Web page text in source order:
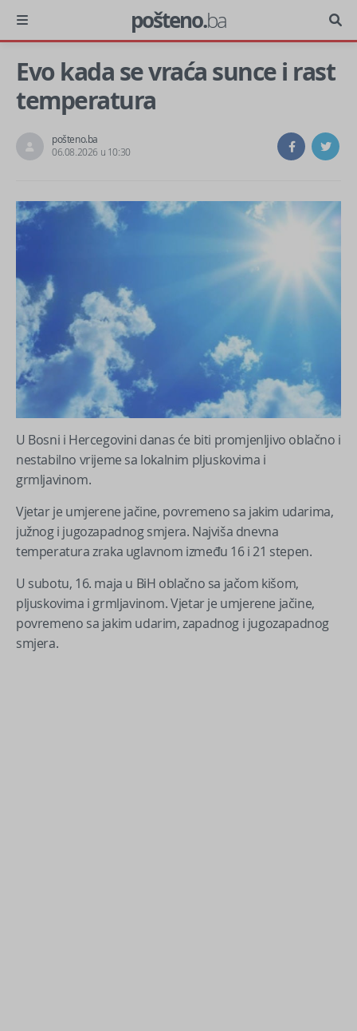
pošteno.ba
Evo kada se vraća sunce i rast
temperatura
pošteno.ba
06.08.2026 u 10:30
U Bosni i Hercegovini danas će biti promjenljivo oblačno i
nestabilno vrijeme sa lokalnim pljuskovima i
grmljavinom.
Vjetar je umjerene jačine, povremeno sa jakim udarima,
južnog i jugozapadnog smjera. Najviša dnevna
temperatura zraka uglavnom između 16 i 21 stepen.
U subotu, 16. maja u BiH oblačno sa jačom kišom,
pljuskovima i grmljavinom. Vjetar je umjerene jačine,
povremeno sa jakim udarim, zapadnog i jugozapadnog
smjera.